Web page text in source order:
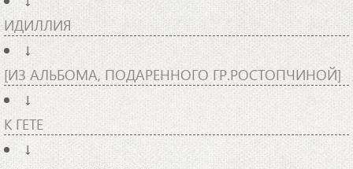
ИДИЛЛИЯ
↓
[ИЗ АЛЬБОМА, ПОДАРЕННОГО ГР.РОСТОПЧИНОЙ]
↓
К ГЕТЕ
↓